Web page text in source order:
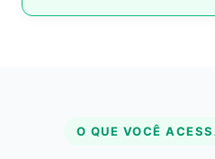
O QUE VOCÊ